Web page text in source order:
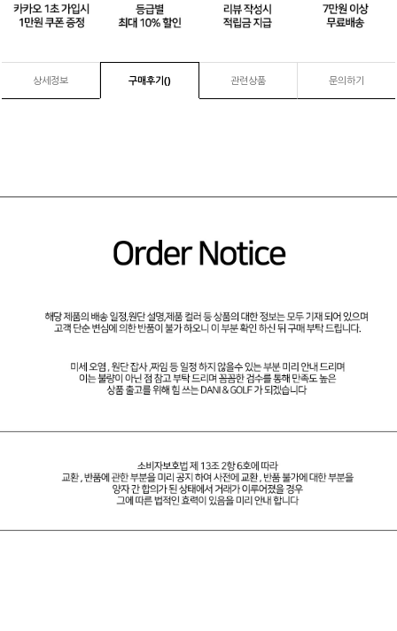
상세정보 구매후기() 관련상품 문의하기